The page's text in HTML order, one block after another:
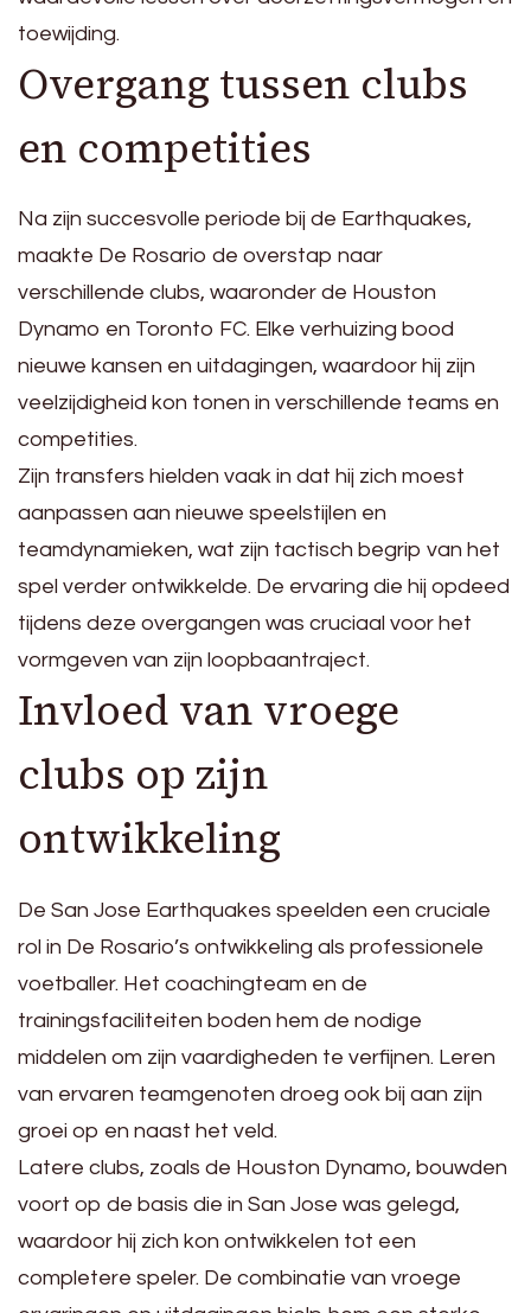
toewijding.
Overgang tussen clubs
en competities
Na zijn succesvolle periode bij de Earthquakes,
maakte De Rosario de overstap naar
verschillende clubs, waaronder de Houston
Dynamo en Toronto FC. Elke verhuizing bood
nieuwe kansen en uitdagingen, waardoor hij zijn
veelzijdigheid kon tonen in verschillende teams en
competities.
Zijn transfers hielden vaak in dat hij zich moest
aanpassen aan nieuwe speelstijlen en
teamdynamieken, wat zijn tactisch begrip van het
spel verder ontwikkelde. De ervaring die hij opdeed
tijdens deze overgangen was cruciaal voor het
vormgeven van zijn loopbaantraject.
Invloed van vroege
clubs op zijn
ontwikkeling
De San Jose Earthquakes speelden een cruciale
rol in De Rosario’s ontwikkeling als professionele
voetballer. Het coachingteam en de
trainingsfaciliteiten boden hem de nodige
middelen om zijn vaardigheden te verfijnen. Leren
van ervaren teamgenoten droeg ook bij aan zijn
groei op en naast het veld.
Latere clubs, zoals de Houston Dynamo, bouwden
voort op de basis die in San Jose was gelegd,
waardoor hij zich kon ontwikkelen tot een
completere speler. De combinatie van vroege